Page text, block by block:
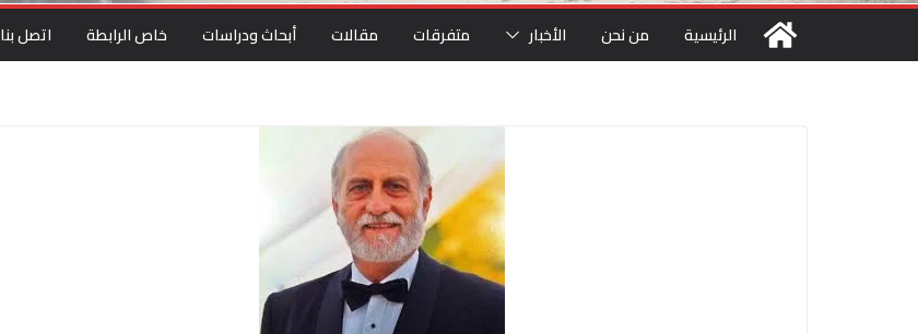
الرئيسية من نحن الأخبار متفرقات مقالات أبحاث ودراسات خاص الرابطة اتصل بنا